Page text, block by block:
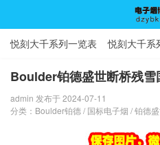
电子
悦刻大千系列一览表 悦刻大千系
Boulder铂德盛世断桥残雪
admin 发布于 2024-07-11
分类： Boulder铂德 / 国标电子烟 /铂德